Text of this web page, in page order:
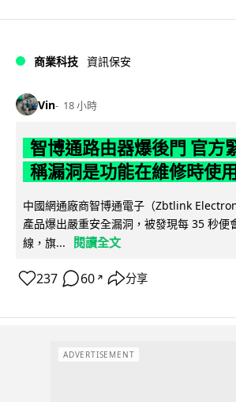
商業科技 資訊保安
Vin 18 小時
智博通路由器爆後門 官方
稱漏洞是功能在維修時使用
中國網通廠商智博通電子（Zbtlink
產品爆出嚴重安全漏洞，被發現每 35 秒便
線，旗...
閱讀全文
237 60 ↗ 分享
ADVERTISEMENT